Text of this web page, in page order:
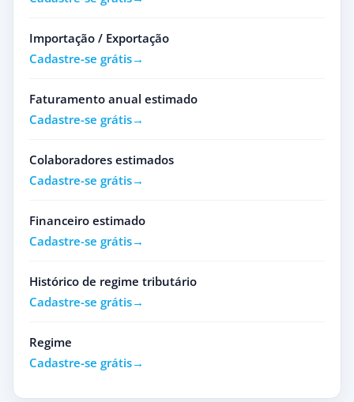
Importação / Exportação
Cadastre-se grátis
Faturamento anual estimado
Cadastre-se grátis
Colaboradores estimados
Cadastre-se grátis
Financeiro estimado
Cadastre-se grátis
Histórico de regime tributário
Cadastre-se grátis
Regime
Cadastre-se grátis